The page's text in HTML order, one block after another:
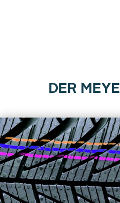
DER